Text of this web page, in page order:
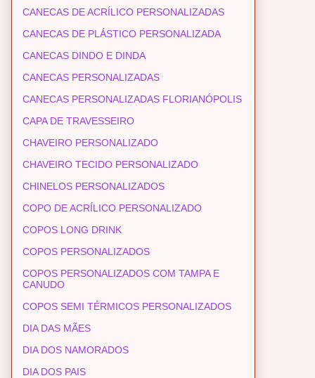
CANECAS DE ACRÍLICO PERSONALIZADAS
CANECAS DE PLÁSTICO PERSONALIZADA
CANECAS DINDO E DINDA
CANECAS PERSONALIZADAS
CANECAS PERSONALIZADAS FLORIANÓPOLIS
CAPA DE TRAVESSEIRO
CHAVEIRO PERSONALIZADO
CHAVEIRO TECIDO PERSONALIZADO
CHINELOS PERSONALIZADOS
COPO DE ACRÍLICO PERSONALIZADO
COPOS LONG DRINK
COPOS PERSONALIZADOS
COPOS PERSONALIZADOS COM TAMPA E
CANUDO
COPOS SEMI TÉRMICOS PERSONALIZADOS
DIA DAS MÃES
DIA DOS NAMORADOS
DIA DOS PAIS